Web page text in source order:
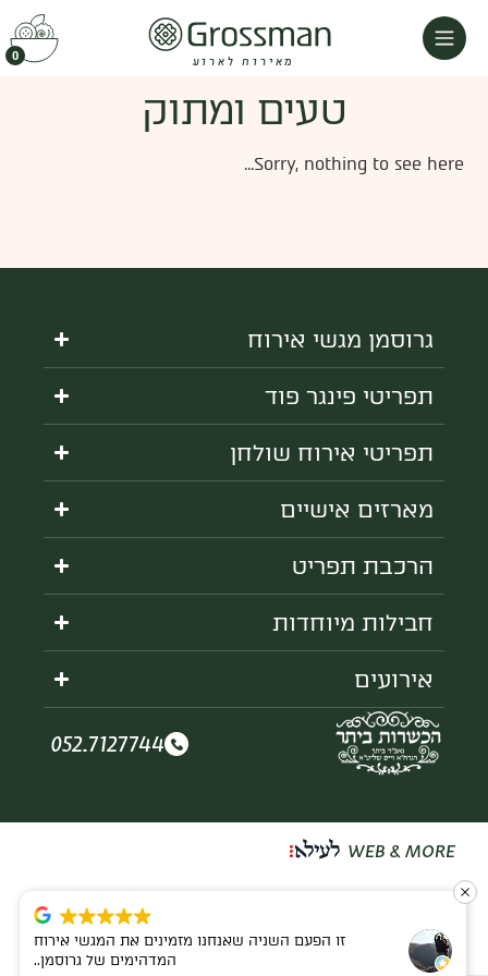
מאירוח לארוע 0
טעים ומתוק
Sorry, nothing to see here...
גרוסמן מגשי אירוח
תפריטי פינגר פוד
תפריטי אירוח שולחן
מארזים אישיים
הרכבת תפריט
חבילות מיוחדות
אירועים
052.7127744
WEB & MORE
זו הפעם השניה שאנחנו מזמינים את המגשי אירוח
המדהימים של גרוסמן..